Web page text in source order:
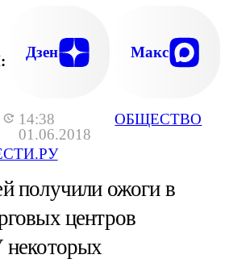
14:38
01.06.2018
ОБЩЕСТВО
Дзен Макс
получили ожоги в
центров
некоторых